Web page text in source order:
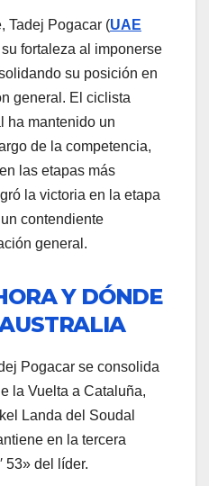
Tadej Pogacar (UAE
fortaleza al imponerse
su posición en
general . El ciclista
ha mantenido un
de la competencia,
las etapas más
la victoria en la etapa
contendiente
general.
Y DÓNDE
Pogacar se consolida
la Vuelta a Cataluña,
Landa del Soudal
en la tercera
53» del líder.